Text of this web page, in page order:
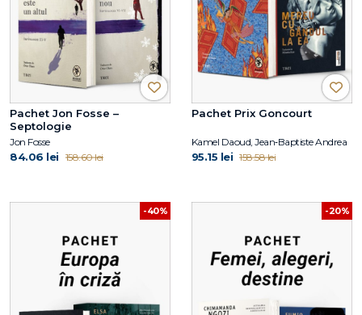
Pachet Jon Fosse –
Septologie
Jon Fosse
84.06 lei 158.60 lei
Pachet Prix Goncourt
Kamel Daoud, Jean‑Baptiste Andrea
95.15 lei 158.58 lei
-40% -20%